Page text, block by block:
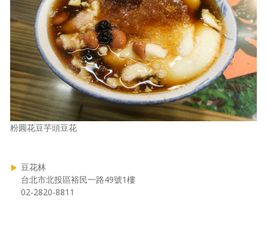
粉圓花豆芋頭豆花
豆花林
台北市北投區裕民一路49號1樓
02-2820-8811